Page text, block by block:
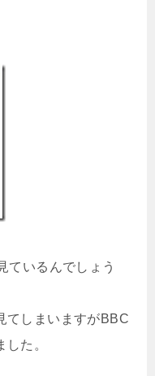
ているんでしょう
てしまいますがBBC
た。